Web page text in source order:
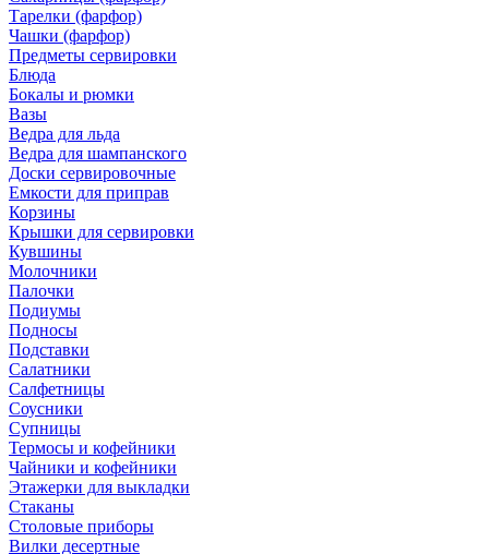
Тарелки (фарфор)
Чашки (фарфор)
Предметы сервировки
Блюда
Бокалы и рюмки
Вазы
Ведра для льда
Ведра для шампанского
Доски сервировочные
Емкости для приправ
Корзины
Крышки для сервировки
Кувшины
Молочники
Палочки
Подиумы
Подносы
Подставки
Салатники
Салфетницы
Соусники
Супницы
Термосы и кофейники
Чайники и кофейники
Этажерки для выкладки
Стаканы
Столовые приборы
Вилки десертные